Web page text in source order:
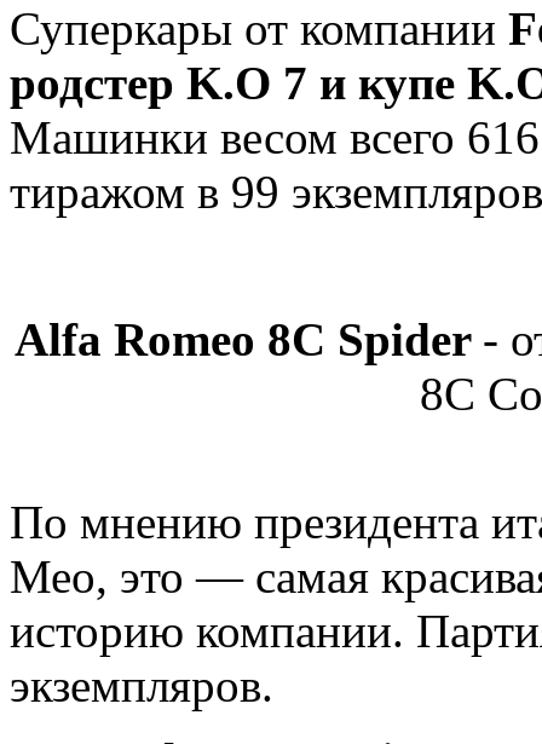
Суперкары от компании
родстер K.O 7 и купе
Машинки весом всего
тиражом в 99
Alfa Romeo 8C Spider -
8С
По мнению президента
Мео, это — самая
историю компании.
экземпляров.